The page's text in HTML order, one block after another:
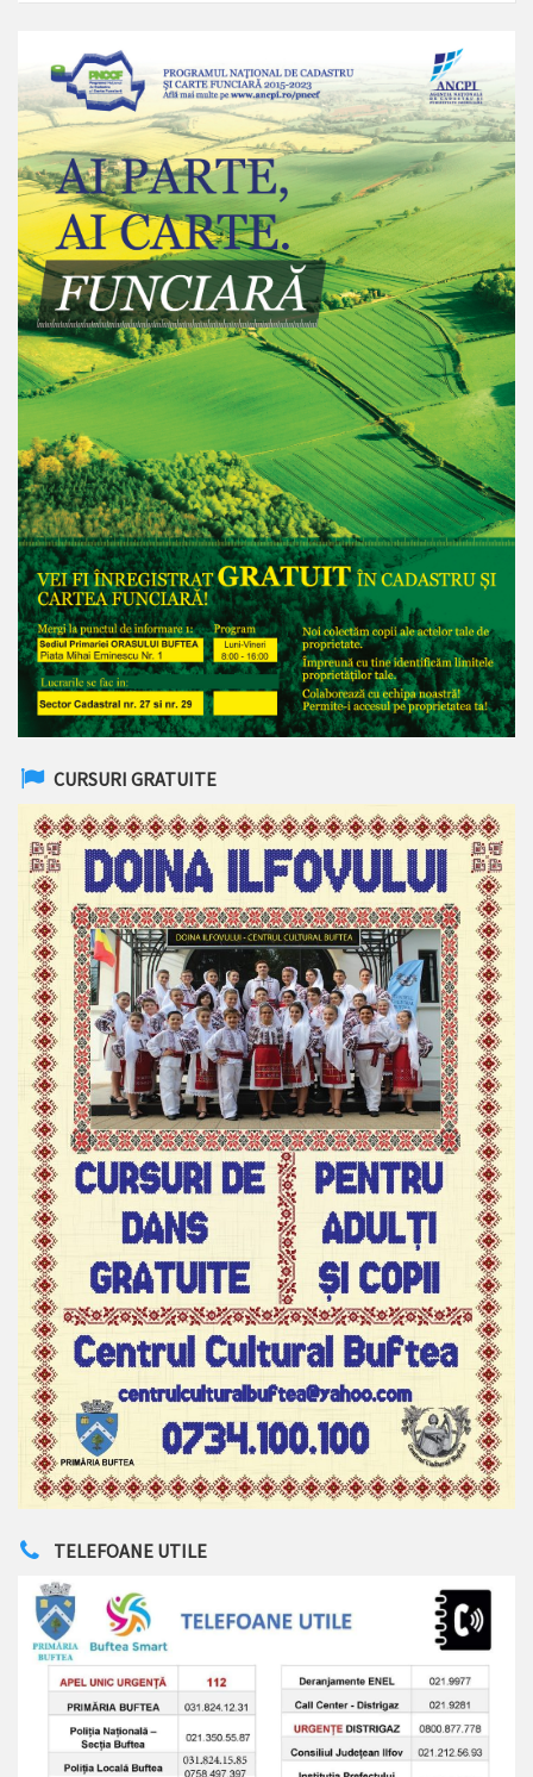
CURSURI GRATUITE
TELEFOANE UTILE